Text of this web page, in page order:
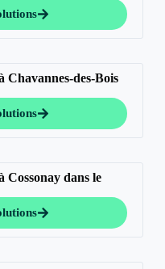
Chavannes-des-Bois
Cossonay dans le